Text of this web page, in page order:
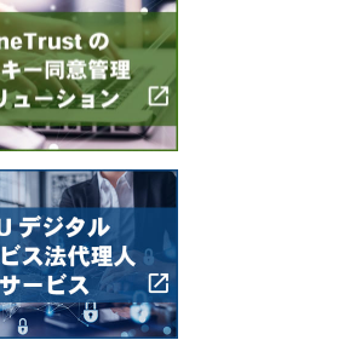
用主が従業員
際に遵守すべ
2026年 8月 7日
フランスCNIL 電